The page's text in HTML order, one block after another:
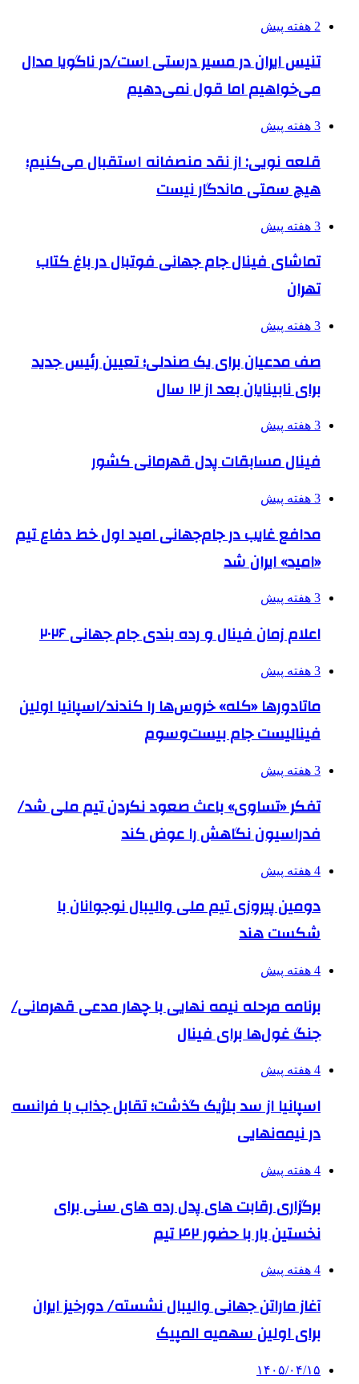
2 هفته پیش
تنیس ایران در مسیر درستی است/در ناگویا مدال
می‌خواهیم اما قول نمی‌دهیم
3 هفته پیش
قلعه نویی: از نقد منصفانه استقبال می‌کنیم؛
هیچ سمتی ماندگار نیست
3 هفته پیش
تماشای فینال جام جهانی فوتبال در باغ کتاب
تهران
3 هفته پیش
صف مدعیان برای یک صندلی؛ تعیین رئیس جدید
برای نابینایان بعد از ۱۲ سال
3 هفته پیش
فینال مسابقات پدل قهرمانی کشور
3 هفته پیش
مدافع غایب در جام‌جهانی امید اول خط دفاع تیم
«امید» ایران شد
3 هفته پیش
اعلام زمان فینال و رده بندی جام جهانی ۲۰۲۶
3 هفته پیش
ماتادورها «کله» خروس‌ها را کندند/اسپانیا اولین
فینالیست جام بیست‌وسوم
3 هفته پیش
تفکر «تساوی» باعث صعود نکردن تیم ملی شد/
فدراسیون نگاهش را عوض کند
4 هفته پیش
دومین پیروزی تیم ملی والیبال نوجوانان با
شکست هند
4 هفته پیش
برنامه مرحله نیمه نهایی با چهار مدعی قهرمانی/
جنگ غول‌ها برای فینال
4 هفته پیش
اسپانیا از سد بلژیک گذشت؛ تقابل جذاب با فرانسه
در نیمه‌نهایی
4 هفته پیش
برگزاری رقابت های پدل رده های سنی برای
نخستین بار با حضور ۴۲ تیم
4 هفته پیش
آغاز ماراتن جهانی والیبال نشسته/ دورخیز ایران
برای اولین سهمیه المپیک
۱۴۰۵/۰۴/۱۵